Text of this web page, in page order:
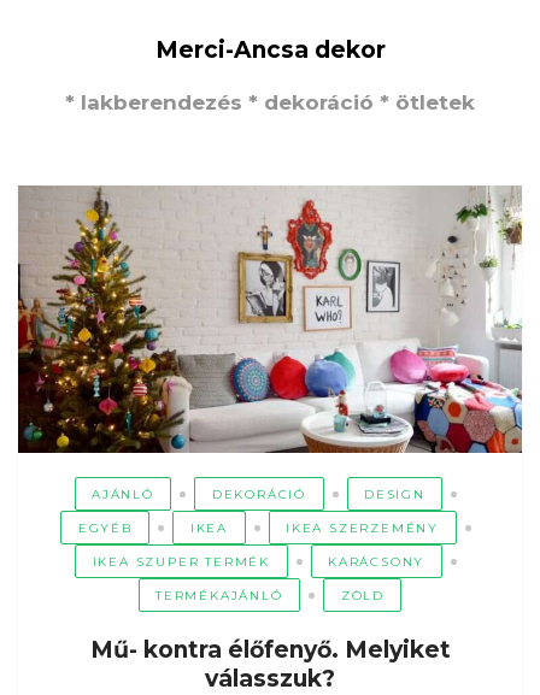
Merci-Ancsa dekor
* lakberendezés * dekoráció * ötletek
AJÁNLÓ DEKORÁCIÓ DESIGN
EGYÉB IKEA IKEA SZERZEMÉNY
IKEA SZUPER TERMÉK KARÁCSONY
TERMÉKAJÁNLÓ ZÖLD
Mű- kontra élőfenyő. Melyiket
válasszuk?